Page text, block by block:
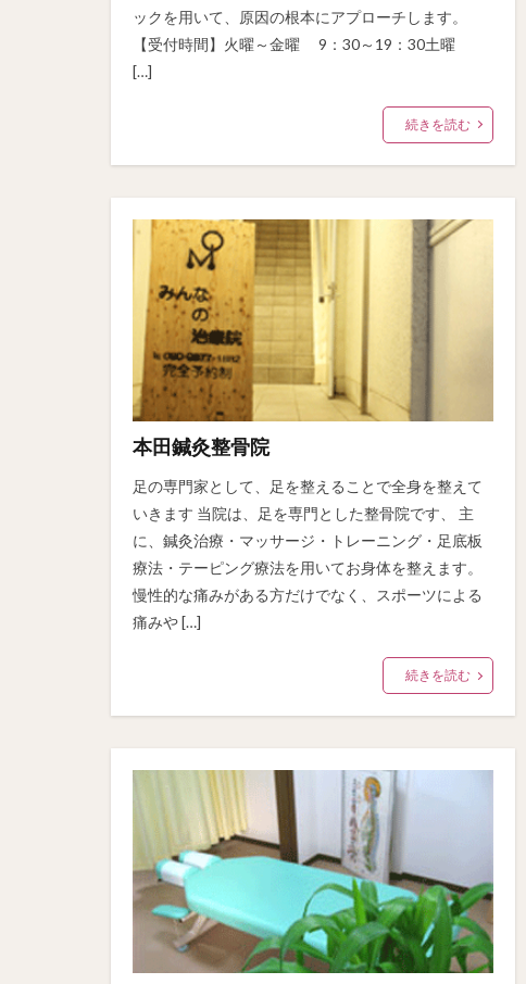
ックを用いて、原因の根本にアプローチします。
【受付時間】火曜～金曜 9：30～19：30土曜
[…]
続きを読む
本田鍼灸整骨院
足の専門家として、足を整えることで全身を整えて
いきます 当院は、足を専門とした整骨院です、 主
に、鍼灸治療・マッサージ・トレーニング・足底板
療法・テーピング療法を用いてお身体を整えます。
慢性的な痛みがある方だけでなく、スポーツによる
痛みや […]
続きを読む